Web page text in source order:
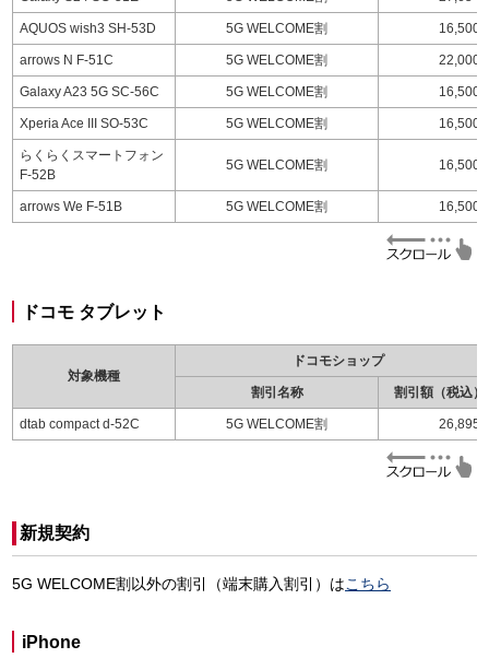
AQUOS wish3 SH-53D 5G WELCOME割 16,500
arrows N F-51C 5G WELCOME割 22,000
Galaxy A23 5G SC-56C 5G WELCOME割 16,500
Xperia Ace III SO-53C 5G WELCOME割 16,500
らくらくスマートフォン
F-52B
5G WELCOME割 16,500
arrows We F-51B 5G WELCOME割 16,500
ドコモ タブレット
対象機種
ドコモショップ
割引名称 割引額（税込）
dtab compact d-52C 5G WELCOME割 26,895
新規契約
5G WELCOME割以外の割引（端末購入割引）はこちら
iPhone